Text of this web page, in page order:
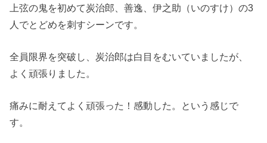
上弦の鬼を初めて炭治郎、善逸、伊之助（いのすけ）の3
人でとどめを刺すシーンです。
全員限界を突破し、炭治郎は白目をむいていましたが、
よく頑張りました。
痛みに耐えてよく頑張った！感動した。という感じで
す。